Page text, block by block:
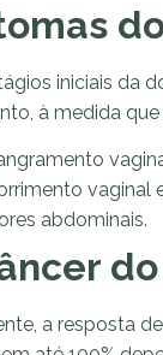
iniciais da
à medida
vaginal
abdominais.
a resposta